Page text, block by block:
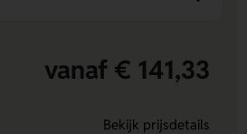
vanaf € 141,33
Bekijk prijsdetails